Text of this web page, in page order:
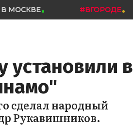
МОСКВЕ #ВГОРОДЕ
в
сделал народный
Рукавишников.